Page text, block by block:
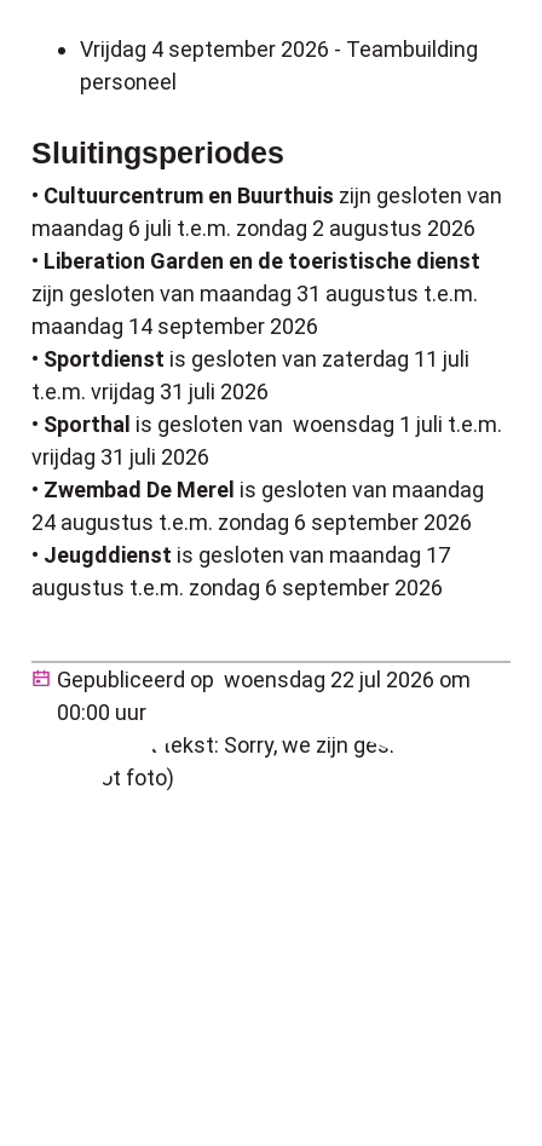
Vrijdag 4 september 2026 - Teambuilding
personeel
Sluitingsperiodes
• Cultuurcentrum en Buurthuis zijn gesloten van
maandag 6 juli t.e.m. zondag 2 augustus 2026
• Liberation Garden en de toeristische dienst
zijn gesloten van maandag 31 augustus t.e.m.
maandag 14 september 2026
• Sportdienst is gesloten van zaterdag 11 juli
t.e.m. vrijdag 31 juli 2026
• Sporthal is gesloten van woensdag 1 juli t.e.m.
vrijdag 31 juli 2026
• Zwembad De Merel is gesloten van maandag
24 augustus t.e.m. zondag 6 september 2026
• Jeugddienst is gesloten van maandag 17
augustus t.e.m. zondag 6 september 2026
Gepubliceerd op woensdag 22 jul 2026 om
00:00 uur